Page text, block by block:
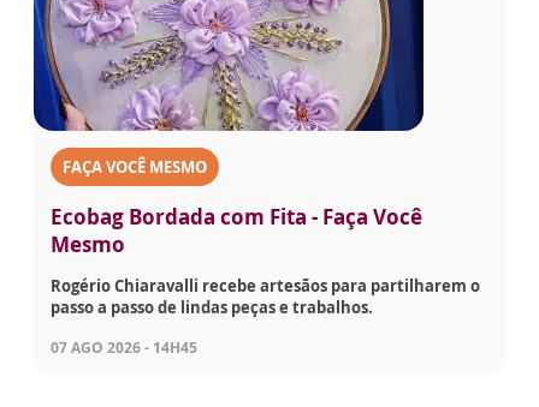
FAÇA VOCÊ MESMO
Ecobag Bordada com Fita - Faça Você
Mesmo
Rogério Chiaravalli recebe artesãos para partilharem o
passo a passo de lindas peças e trabalhos.
07 AGO 2026 - 14H45